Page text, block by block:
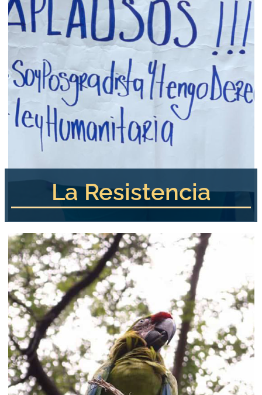
La Resistencia